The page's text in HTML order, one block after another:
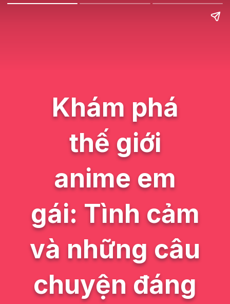
Khám phá
thế giới
anime em
gái: Tình cảm
và những câu
chuyện đáng